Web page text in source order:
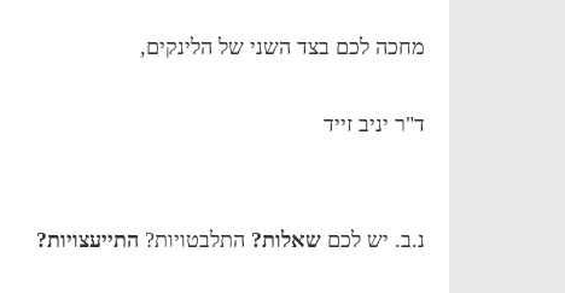
מחכה לכם בצד השני של הלינקים,
ד"ר יניב זייד
נ.ב. יש לכם שאלות? התלבטויות? התייעצויות?